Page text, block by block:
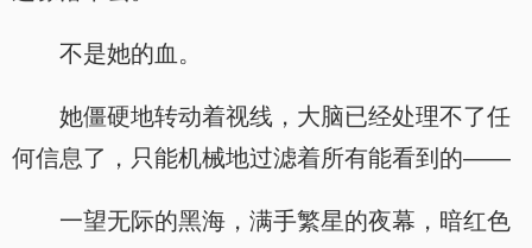
不是她的血。
她僵硬地转动着视线，大脑已经处理不了任
何信息了，只能机械地过滤着所有能看到的——
一望无际的黑海，满手繁星的夜幕，暗红色